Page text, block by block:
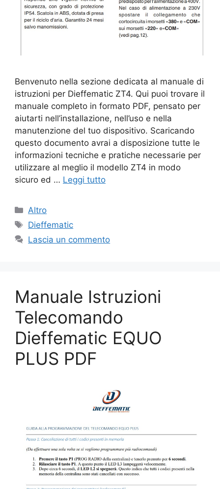
Benvenuto nella sezione dedicata al manuale di
istruzioni per Dieffematic ZT4. Qui puoi trovare il
manuale completo in formato PDF, pensato per
aiutarti nell’installazione, nell’uso e nella
manutenzione del tuo dispositivo. Scaricando
questo documento avrai a disposizione tutte le
informazioni tecniche e pratiche necessarie per
utilizzare al meglio il modello ZT4 in modo
sicuro ed … Leggi tutto
Categorie
Altro
Tag
Dieffematic
Lascia un commento
Manuale Istruzioni
Telecomando
Dieffematic EQUO
PLUS PDF